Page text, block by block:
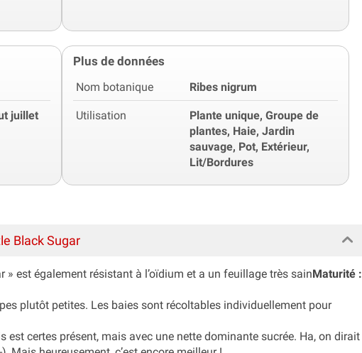
juillet
Plus de données
Nom botanique Ribes nigrum
Utilisation
Plante unique, Groupe de
plantes, Haie, Jardin
sauvage, Pot, Extérieur,
Lit/Bordures
Black Sugar
» est également résistant à l’oïdium et a un feuillage très sainMaturité :
plutôt petites. Les baies sont récoltables individuellement pour
est certes présent, mais avec une nette dominante sucrée. Ha, on dirait